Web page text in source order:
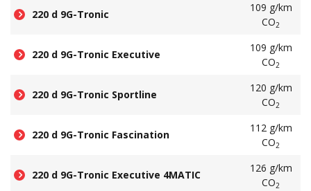
220 d 9G-Tronic
109 g/km
CO2
220 d 9G-Tronic Executive
109 g/km
CO2
220 d 9G-Tronic Sportline
120 g/km
CO2
220 d 9G-Tronic Fascination
112 g/km
CO2
220 d 9G-Tronic Executive 4MATIC
126 g/km
CO2